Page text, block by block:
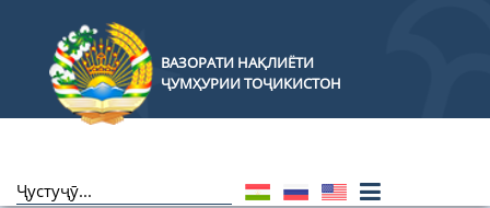
ВАЗОРАТИ НАҚЛИЁТИ
ҶУМҲУРИИ ТОҶИКИСТОН